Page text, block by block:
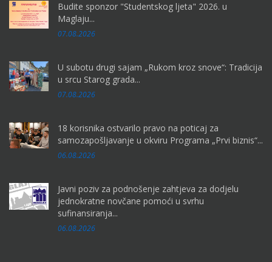
Budite sponzor "Studentskog ljeta" 2026. u
Maglaju...
07.08.2026
U subotu drugi sajam „Rukom kroz snove“: Tradicija
u srcu Starog grada...
07.08.2026
18 korisnika ostvarilo pravo na poticaj za
samozapošljavanje u okviru Programa „Prvi biznis“...
06.08.2026
Javni poziv za podnošenje zahtjeva za dodjelu
jednokratne novčane pomoći u svrhu
sufinansiranja...
06.08.2026